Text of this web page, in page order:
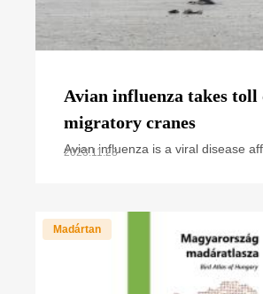
Avian influenza takes toll
migratory cranes
Avian influenza is a viral disease
2023.11.28
Madártan